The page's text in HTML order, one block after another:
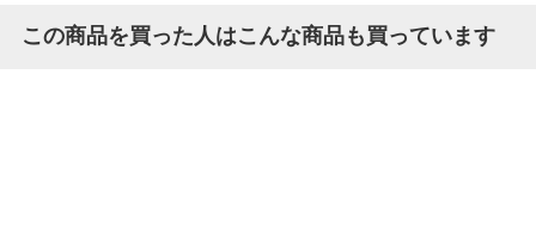
この商品を買った人はこんな商品も買っています